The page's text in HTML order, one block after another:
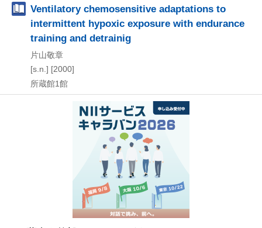
Ventilatory chemosensitive adaptations to
intermittent hypoxic exposure with endurance
training and detrainig
片山敬章
[s.n.] [2000]
所蔵館1館